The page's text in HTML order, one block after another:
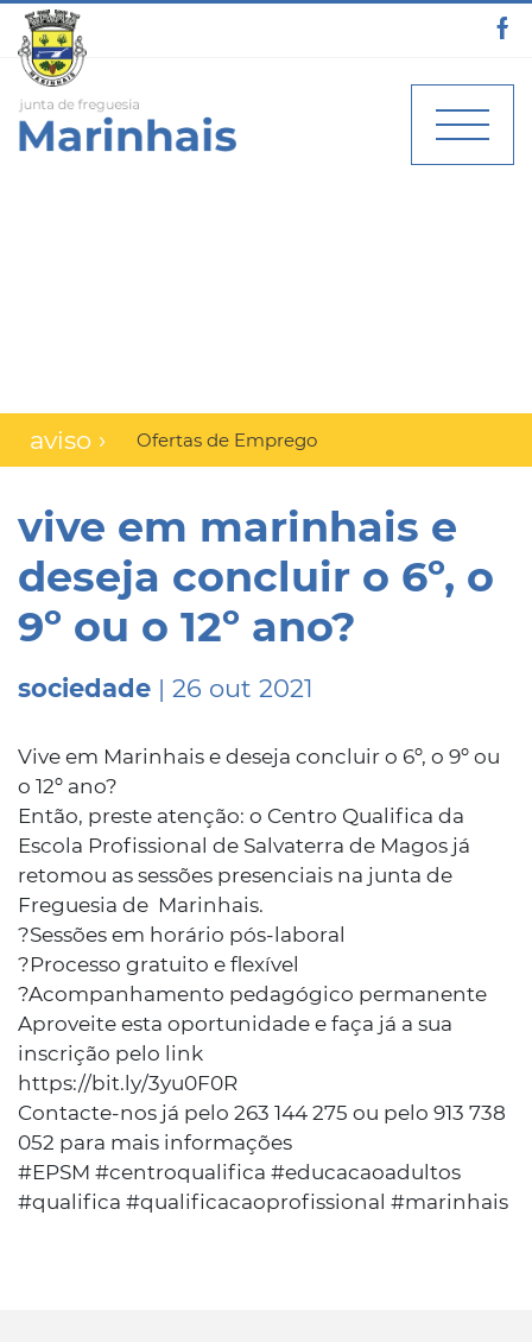
aviso › Ofertas de Emprego
vive em marinhais e
deseja concluir o 6º, o
9º ou o 12º ano?
sociedade | 26 out 2021
Vive em Marinhais e deseja concluir o 6º, o 9º ou
o 12º ano?
Então, preste atenção: o Centro Qualifica da
Escola Profissional de Salvaterra de Magos já
retomou as sessões presenciais na junta de
Freguesia de Marinhais.
?Sessões em horário pós-laboral
?Processo gratuito e flexível
?Acompanhamento pedagógico permanente
Aproveite esta oportunidade e faça já a sua
inscrição pelo link
https://bit.ly/3yu0F0R
Contacte-nos já pelo 263 144 275 ou pelo 913 738
052 para mais informações
#EPSM #centroqualifica #educacaoadultos
#qualifica #qualificacaoprofissional #marinhais